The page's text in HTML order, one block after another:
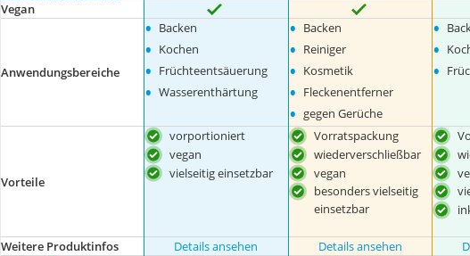
Vegan
Anwendungsbereiche
• Backen
• Kochen
• Früchteentsäuerung
• Wasserenthärtung
• Backen
• Reiniger
• Kosmetik
• Fleckenentferner
• gegen Gerüche
•
•
•
Vorteile
vorportioniert
vegan
vielseitig einsetzbar
Vorratspackung
wiederverschließbar
vegan
besonders vielseitig
einsetzbar
Weitere Produktinfos Details ansehen Details ansehen